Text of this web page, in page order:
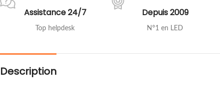
Assistance 24/7
Top helpdesk
Depuis 2009
N°1 en LED
Description